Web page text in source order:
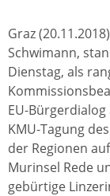
Graz
Schwimann,
Dienstag, als
EU-
KMU-Tagung
der Regionen
Murinsel Rede
gebürtige